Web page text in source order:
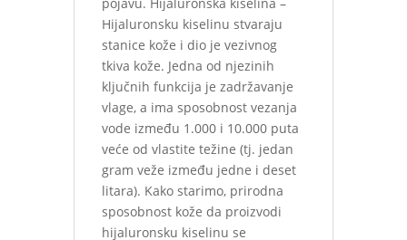
Hijaluronsku kiselinu stvaraju
stanice kože i dio je vezivnog
tkiva kože. Jedna od njezinih
ključnih funkcija je zadržavanje
vlage, a ima sposobnost vezanja
vode između 1.000 i 10.000 puta
veće od vlastite težine (tj. jedan
gram veže između jedne i deset
litara). Kako starimo, prirodna
sposobnost kože da proizvodi
hijaluronsku kiselinu se